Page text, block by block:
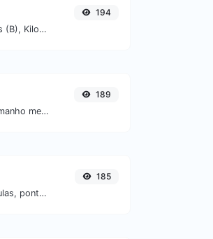
Obtenha o tamanho de um texto em Bytes (B), Kilobytes (KB) ou Megabytes (MB).
194
Comprimir e otimizar imagens para um tamanho menor, mas mantendo alta qualidade.
189
Separe o texto por quebras de linha, vírgulas, pontos...etc.
185